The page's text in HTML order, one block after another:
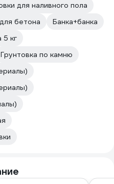
для наливного пола
бетона
Банка+банка
5 кг
Грунтовка по камню